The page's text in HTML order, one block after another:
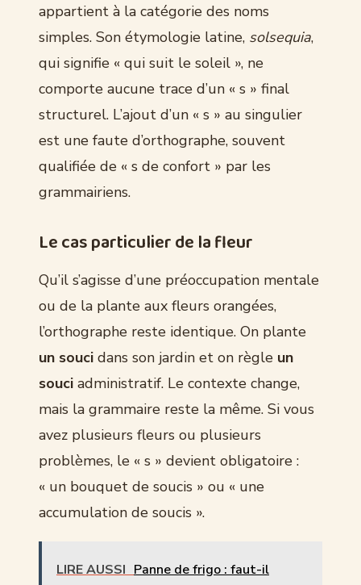
appartient à la catégorie des noms
simples. Son étymologie latine, solsequia,
qui signifie « qui suit le soleil », ne
comporte aucune trace d’un « s » final
structurel. L’ajout d’un « s » au singulier
est une faute d’orthographe, souvent
qualifiée de « s de confort » par les
grammairiens.
Le cas particulier de la fleur
Qu’il s’agisse d’une préoccupation mentale
ou de la plante aux fleurs orangées,
l’orthographe reste identique. On plante
un souci dans son jardin et on règle un
souci administratif. Le contexte change,
mais la grammaire reste la même. Si vous
avez plusieurs fleurs ou plusieurs
problèmes, le « s » devient obligatoire :
« un bouquet de soucis » ou « une
accumulation de soucis ».
LIRE AUSSI Panne de frigo : faut-il